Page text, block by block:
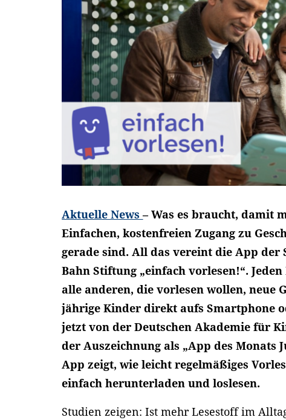
Aktuelle News– Was es braucht, damit
Einfachen, kostenfreien Zugang zu
gerade sind. All das vereint die App der
Bahn Stiftung „einfach vorlesen!“.
alle anderen, die vorlesen wollen, neue
jährige Kinder direkt aufs Smartphone
jetzt von der Deutschen Akademie für
der Auszeichnung als „App des Monats
App zeigt, wie leicht regelmäßiges
einfach herunterladen und loslesen.
Studien zeigen: Ist mehr Lesestoff im